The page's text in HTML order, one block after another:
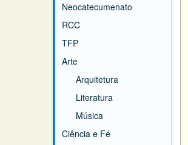
Neocatecumenato
RCC
TFP
Arte
Arquitetura
Literatura
Música
Ciência e Fé